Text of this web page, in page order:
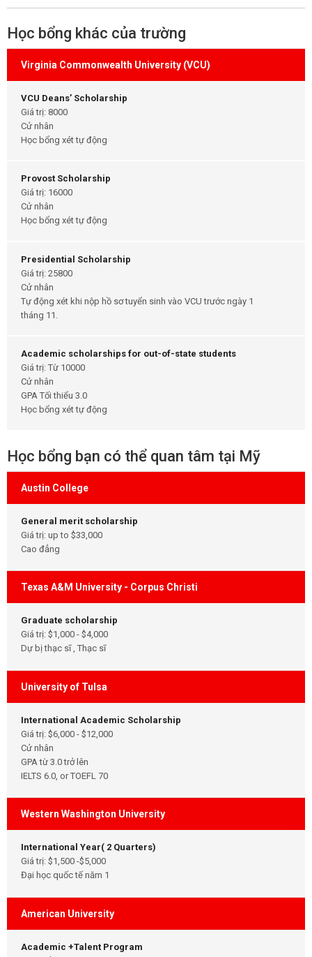
Học bổng khác của trường
Virginia Commonwealth University (VCU)
VCU Deans’ Scholarship
Giá trị: 8000
Cử nhân
Học bổng xét tự động
Provost Scholarship
Giá trị: 16000
Cử nhân
Học bổng xét tự động
Presidential Scholarship
Giá trị: 25800
Cử nhân
Tự động xét khi nộp hồ sơ tuyển sinh vào VCU trước ngày 1
tháng 11.
Academic scholarships for out-of-state students
Giá trị: Từ 10000
Cử nhân
GPA Tối thiểu 3.0
Học bổng xét tự động
Học bổng bạn có thể quan tâm tại Mỹ
Austin College
General merit scholarship
Giá trị: up to $33,000
Cao đẳng
Texas A&M University - Corpus Christi
Graduate scholarship
Giá trị: $1,000 - $4,000
Dự bị thạc sĩ , Thạc sĩ
University of Tulsa
International Academic Scholarship
Giá trị: $6,000 - $12,000
Cử nhân
GPA từ 3.0 trở lên
IELTS 6.0, or TOEFL 70
Western Washington University
International Year( 2 Quarters)
Giá trị: $1,500 -$5,000
Đại học quốc tế năm 1
American University
Academic +Talent Program